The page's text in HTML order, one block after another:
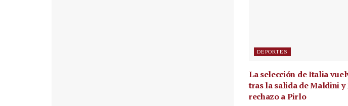
DEPORTES
La selección de Italia
tras la salida de Maldini
rechazo a Pirlo